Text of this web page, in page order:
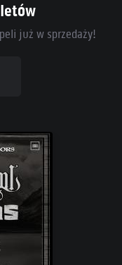
już w sprzedaży!